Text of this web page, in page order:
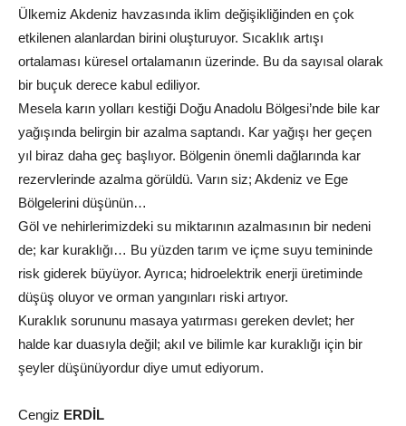
Ülkemiz Akdeniz havzasında iklim değişikliğinden en çok
etkilenen alanlardan birini oluşturuyor. Sıcaklık artışı
ortalaması küresel ortalamanın üzerinde. Bu da sayısal olarak
bir buçuk derece kabul ediliyor.
Mesela karın yolları kestiği Doğu Anadolu Bölgesi’nde bile kar
yağışında belirgin bir azalma saptandı. Kar yağışı her geçen
yıl biraz daha geç başlıyor. Bölgenin önemli dağlarında kar
rezervlerinde azalma görüldü. Varın siz; Akdeniz ve Ege
Bölgelerini düşünün…
Göl ve nehirlerimizdeki su miktarının azalmasının bir nedeni
de; kar kuraklığı… Bu yüzden tarım ve içme suyu temininde
risk giderek büyüyor. Ayrıca; hidroelektrik enerji üretiminde
düşüş oluyor ve orman yangınları riski artıyor.
Kuraklık sorununu masaya yatırması gereken devlet; her
halde kar duasıyla değil; akıl ve bilimle kar kuraklığı için bir
şeyler düşünüyordur diye umut ediyorum.
Cengiz ERDİL